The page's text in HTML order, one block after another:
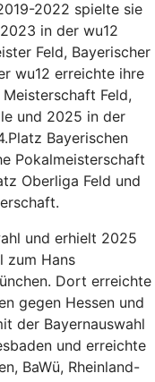
2022 spielte sie
in der wu12
Feld, Bayerischer
wu12 erreichte ihre
Feld,
und 2025 in der
Bayerischen
Pokalmeisterschaft
Oberliga Feld und
und erhielt 2025
zum Hans
Dort erreichte
gegen Hessen und
der Bayernauswahl
und erreichte
BaWü, Rheinland-